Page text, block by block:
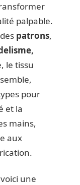
palpable.
patrons,
le tissu
pour
et la
mains,
aux
une